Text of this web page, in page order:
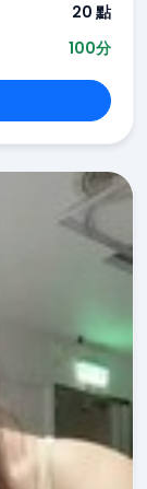
20 點
100分